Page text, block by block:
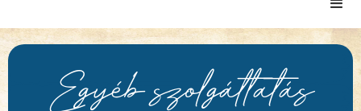
Egyéb szolgáltatás